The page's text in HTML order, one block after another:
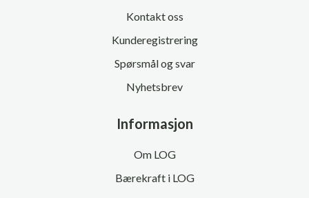
Kontakt oss
Kunderegistrering
Spørsmål og svar
Nyhetsbrev
Informasjon
Om LOG
Bærekraft i LOG